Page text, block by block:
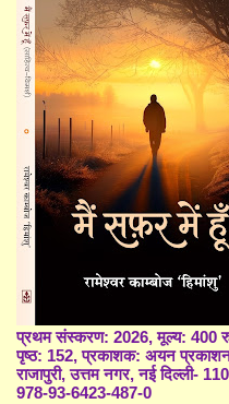
प्रथम संस्करण: 2026, मूल्य: 400
पृष्ठ: 152, प्रकाशक: अयन
राजापुरी, उत्तम नगर, नई दिल्ली-
978-93-6423-487-0